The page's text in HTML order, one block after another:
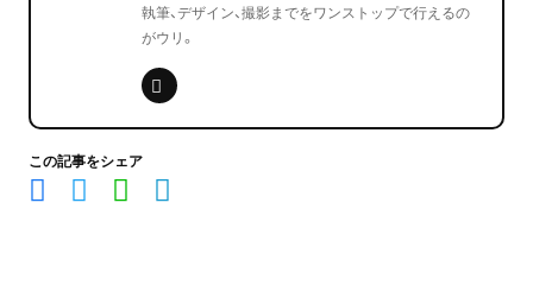
執筆、デザイン、撮影までをワンストップで行えるの
がウリ。
この記事をシェア